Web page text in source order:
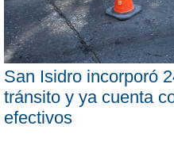
San Isidro incorporó
tránsito y ya cuenta
efectivos